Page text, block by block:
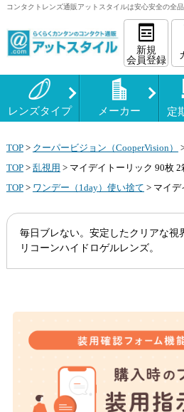
コンタクトレンズ通販アットスタイルは安心安全の全
新規
会員登録
レンズタイプ メーカー 定
TOP> クーパービジョン（CooperVision）
TOP> 乱視用 > マイデイトーリック 90枚 2
TOP> ワンデー（1day）使い捨て > マイデ
毎日ブレない。安定したクリアな視
リコーンハイドロゲルレンズ。